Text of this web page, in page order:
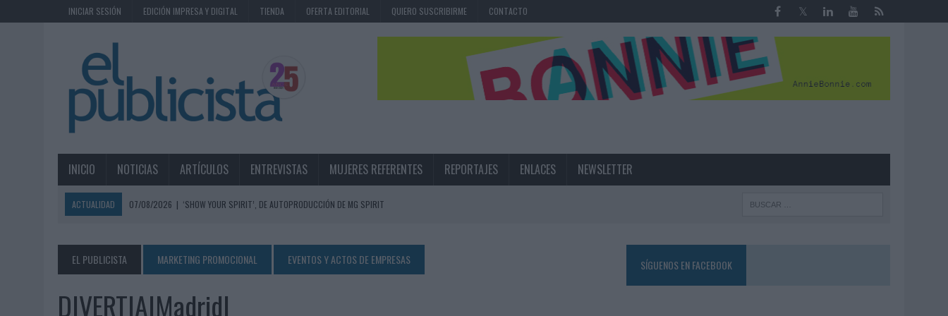
INICIAR SESIÓN EDICIÓN IMPRESA Y DIGITAL TIENDA OFERTA EDITORIAL QUIERO SUSCRIBIRME CONTACTO
INICIO NOTICIAS ARTÍCULOS ENTREVISTAS MUJERES REFERENTES REPORTAJES ENLACES NEWSLETTER
ACTUALIDAD 07/08/2026 | ‘SHOW YOUR SPIRIT’, DE AUTOPRODUCCIÓN DE MG SPIRIT
07/08/2026 | MG SPIRIT RELANZA SU MARCA CON UNA ESTRATEGIA 360º CENTRADA EN EL ORIGEN BARCELONÉS
07/08/2026 | PATRÓN CONVIERTE EL NUEVO SINGLE DE ARÓN PIPER EN UNA EXPERIENCIA DE MARCA EN IBIZA
EL PUBLICISTA MARKETING PROMOCIONAL EVENTOS Y ACTOS DE EMPRESAS
DIVERTIA|Madrid|
SÍGUENOS EN FACEBOOK